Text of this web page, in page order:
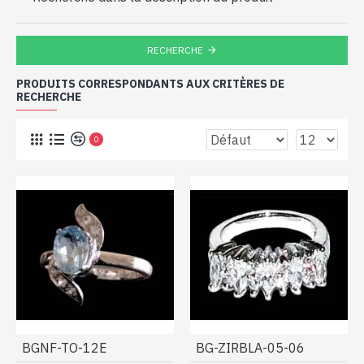
RECHERCHE
PRODUITS CORRESPONDANTS AUX CRITÈRES DE
RECHERCHE
0
BGNF-TO-12E BG-ZIRBLA-05-06